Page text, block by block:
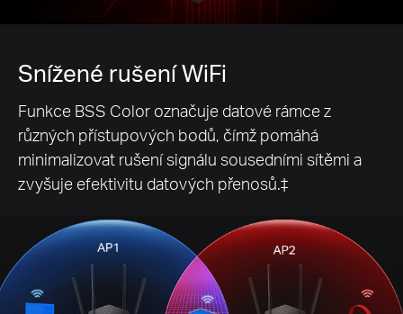
Snížené rušení WiFi
Funkce BSS Color označuje datové rámce z
různých přístupových bodů, čímž pomáhá
minimalizovat rušení signálu sousedními sítěmi a
zvyšuje efektivitu datových přenosů.‡